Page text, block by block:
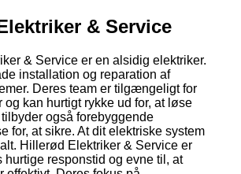
& Service
& Service er en alsidig elektriker.
installation og reparation af
Deres team er tilgængeligt for
og kan hurtigt rykke ud for, at løse
også forebyggende
for, at sikre. At dit elektriske system
Hillerød Elektriker & Service er
hurtige responstid og evne til, at